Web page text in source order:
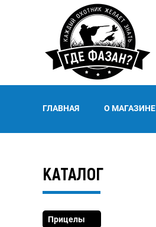
ГЛАВНАЯ О МАГАЗИНЕ
КАТАЛОГ
Прицелы